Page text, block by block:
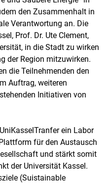
den Zusammenhalt in
Verantwortung an. Die
Prof. Dr. Ute Clement,
in die Stadt zu wirken
der Region mitzuwirken.
die Teilnehmenden den
Auftrag, weiteren
Initiativen von
ein Labor
für den Austausch
und stärkt somit
der Universität Kassel.
(Suistainable